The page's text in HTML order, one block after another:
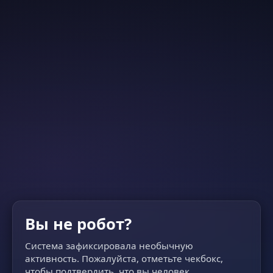
Вы не робот?
Система зафиксировала необычную
активность. Пожалуйста, отметьте чекбокс,